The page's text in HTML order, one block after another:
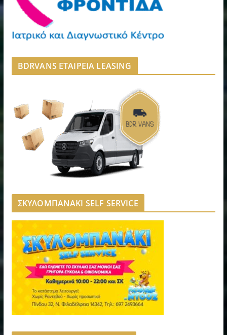
BDRVANS ΕΤΑΙΡΕΙΑ LEASING
ΣΚΥΛΟΜΠΑΝΑΚΙ SELF SERVICE